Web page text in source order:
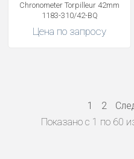
Chronometer Torpilleur 42mm
1183-310/42-BQ
Цена по запросу
1 2
Показано с 1 по 60